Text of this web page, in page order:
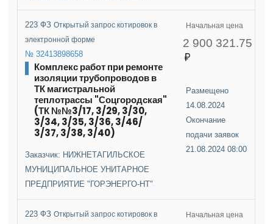
223 ФЗОткрытый запрос котировок в
электронной форме
№ 32413898658
Комплекс работ при ремонте
изоляции трубопроводов в
ТК магистральной
теплотрассы "Соцгородская"
(ТК №№3/17, 3/29, 3/30,
3/34, 3/35, 3/36, 3/46/
3/37, 3/38, 3/40)
Заказчик: НИЖНЕТАГИЛЬСКОЕ
МУНИЦИПАЛЬНОЕ УНИТАРНОЕ
ПРЕДПРИЯТИЕ "ГОРЭНЕРГО-НТ"
Начальная цена
2 900 321.75
Размещено
14.08.2024
Окончание
подачи заявок
21.08.2024 08:00
223 ФЗОткрытый запрос котировок в
Начальная цена